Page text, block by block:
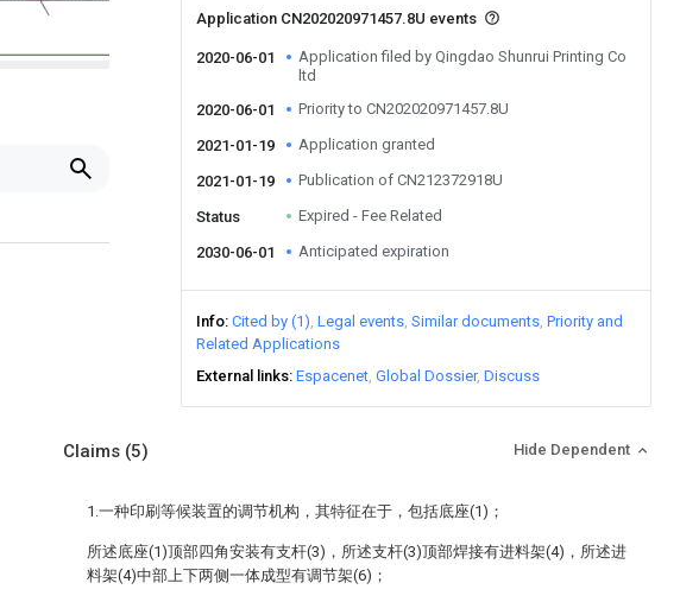
Application CN202020971457.8U events
2020-06-01
Application filed by Qingdao Shunrui Printing Co
ltd
2020-06-01
Priority to CN202020971457.8U
2021-01-19 Application granted
2021-01-19 Publication of CN212372918U
Status Expired - Fee Related
2030-06-01 Anticipated expiration
Info Cited by (1) Legal events Similar documents Priority and
Related Applications
External links Espacenet Global Dossier Discuss
Claims (5) Hide Dependent
1.一种印刷等候装置的调节机构，其特征在于，包括底座(1)；
所述底座(1)顶部四角安装有支杆(3)，所述支杆(3)顶部焊接有进料架(4)，所述进
料架(4)中部上下两侧一体成型有调节架(6)；